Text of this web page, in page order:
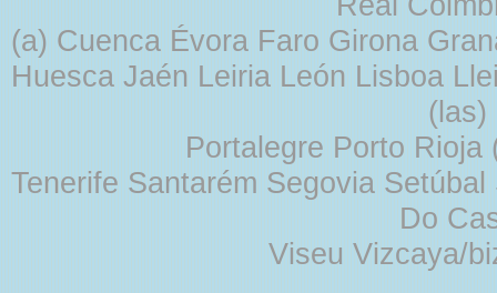
(a) Cuenca Évora Faro Girona
Huesca Jaén Leiria León Lisboa
Portalegre Porto
Tenerife Santarém Segovia
Do
Viseu Vizcaya/